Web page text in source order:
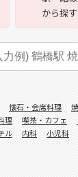
から探す
懐石・会席料理
理 喫茶・カフェ
ル 内科 小児科